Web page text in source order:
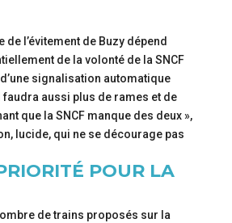
de l’évitement de Buzy dépend
de la volonté de la SNCF
signalisation automatique
faudra aussi plus de rames et de
que la SNCF manque des deux »,
lucide, qui ne se décourage pas
POUR LA
de trains proposés sur la